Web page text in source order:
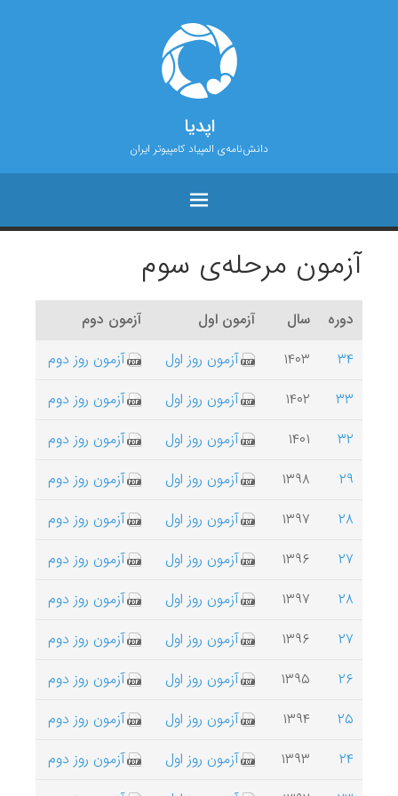
اپدیا
دانش‌نامه‌ی المپیاد کامپیوتر ایران
آزمون مرحله‌ی سوم
دوره‌ سال آزمون اول
آزمون دوم
۳۴
۱۴۰۳ آزمون روز اول
آزمون روز دوم
۳۳
۱۴۰۲ آزمون روز اول
آزمون روز دوم
۳۲
۱۴۰۱ آزمون روز اول
آزمون روز دوم
۲۹
۱۳۹۸ آزمون روز اول
آزمون روز دوم
۲۸
۱۳۹۷ آزمون روز اول
آزمون روز دوم
۲۷
۱۳۹۶ آزمون روز اول
آزمون روز دوم
۲۸
۱۳۹۷ آزمون روز اول
آزمون روز دوم
۲۷
۱۳۹۶ آزمون روز اول
آزمون روز دوم
۲۶
۱۳۹۵ آزمون روز اول
آزمون روز دوم
۲۵
۱۳۹۴ آزمون روز اول
آزمون روز دوم
۲۴
۱۳۹۳ آزمون روز اول
آزمون روز دوم